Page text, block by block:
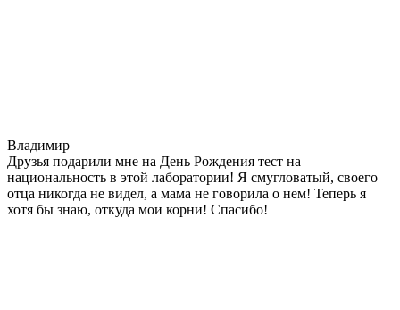
Владимир
Друзья подарили мне на День Рождения тест на
национальность в этой лаборатории! Я смугловатый, своего
отца никогда не видел, а мама не говорила о нем! Теперь я
хотя бы знаю, откуда мои корни! Спасибо!